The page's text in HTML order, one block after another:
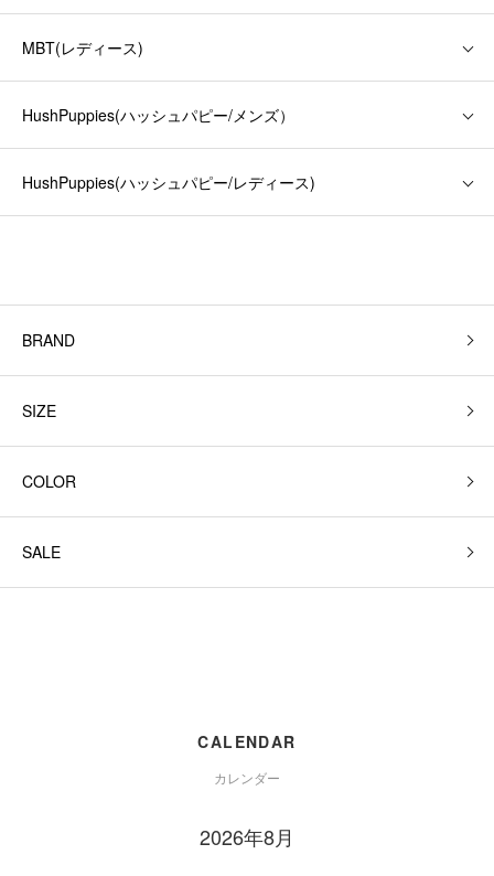
MBT(レディース)
HushPuppies(ハッシュパピー/メンズ）
HushPuppies(ハッシュパピー/レディース)
BRAND
SIZE
COLOR
SALE
CALENDAR
カレンダー
2026年8月